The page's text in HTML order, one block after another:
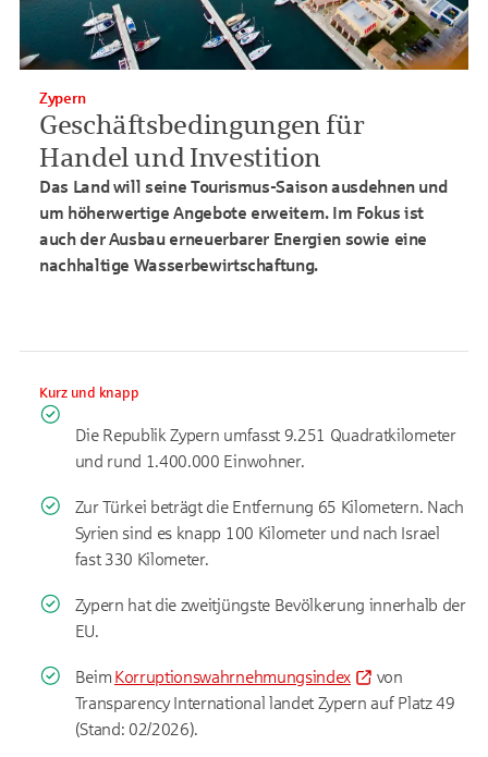
Geschäftsbedingungen für
Handel und Investition
Zypern
Das Land will seine Tourismus-Saison ausdehnen und
um höherwertige Angebote erweitern. Im Fokus ist
auch der Ausbau erneuerbarer Energien sowie eine
nachhaltige Wasserbewirtschaftung.
Kurz und knapp
Die Republik Zypern umfasst 9.251 Quadratkilometer
und rund 1.400.000 Einwohner.
Zur Türkei beträgt die Entfernung 65 Kilometern. Nach
Syrien sind es knapp 100 Kilometer und nach Israel
fast 330 Kilometer.
Zypern hat die zweitjüngste Bevölkerung innerhalb der
EU.
Beim Korruptionswahrnehmungsindex
von
Transparency International landet Zypern auf Platz 49
(Stand: 02/2026).